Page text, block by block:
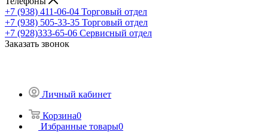
+7 (938) 411-06-04 Торговый отдел
+7 (938) 505-33-35 Торговый отдел
+7 (928)333-65-06 Сервисный отдел
Заказать звонок
Личный кабинет
Корзина0
Избранные товары0